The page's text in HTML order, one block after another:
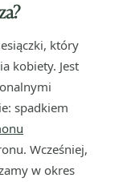
który
kobiety. Jest
spadkiem
Wcześniej,
w okres